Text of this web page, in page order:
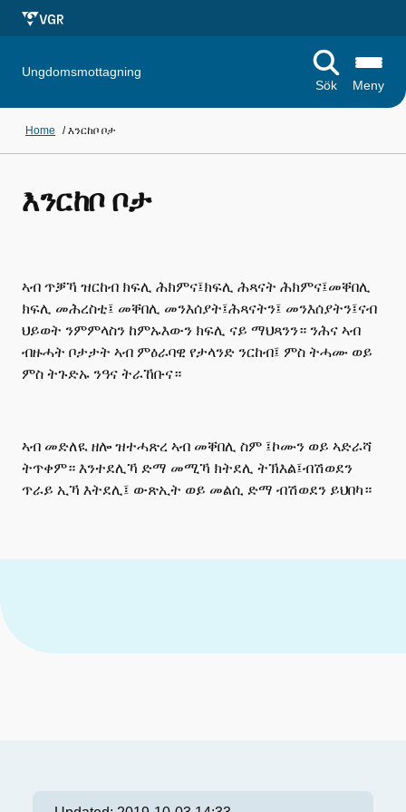
Ungdomsmottagning
Sök
Meny
Home /እንርከቦ ቦታ
እንርከቦ ቦታ
ኣብ ጥቓኻ ዝርከብ ክፍሊ ሕክምና፤ክፍሊ ሕጻናት ሕክምና፤መቐበሊ
ክፍሊ መሕረስቲ፤ መቐበሊ መንእሰያት፤ሕጻናትን፤ መንእሰያትን፤ናብ
ህይወት ንምምላስን ከምኡእውን ክፍሊ ናይ ማህጻንን። ንሕና ኣብ
ብዙሓት ቦታታት ኣብ ምዕራባዊ የታላንድ ንርከብ፤ ምስ ትሓሙ ወይ
ምስ ትጉድኡ ንዓና ትራኸቡና።
ኣብ መድለዪ ዘሎ ዝተሓጽረ ኣብ መቐበሊ ስም ፤ኮሙን ወይ ኣድራሻ
ትጥቀም። እንተደሊኻ ድማ መሚኻ ክትደሊ ትኽእል፤ብሽወደን
ጥራይ ኢኻ እትደሊ፤ ውጽኢት ወይ መልሲ ድማ ብሽወደን ይህበካ።